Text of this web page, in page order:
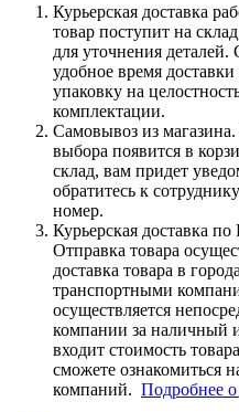
Курьерская доставка
товар поступит на
для уточнения
удобное время
упаковку на
комплектации.
Самовывоз из
выбора появится в
склад, вам придет
обратитесь к
номер.
Курьерская доставка
Отправка товара
доставка товара в
транспортными
осуществляется
компании за наличный
входит стоимость
сможете ознакомиться
компаний. Подробнее о